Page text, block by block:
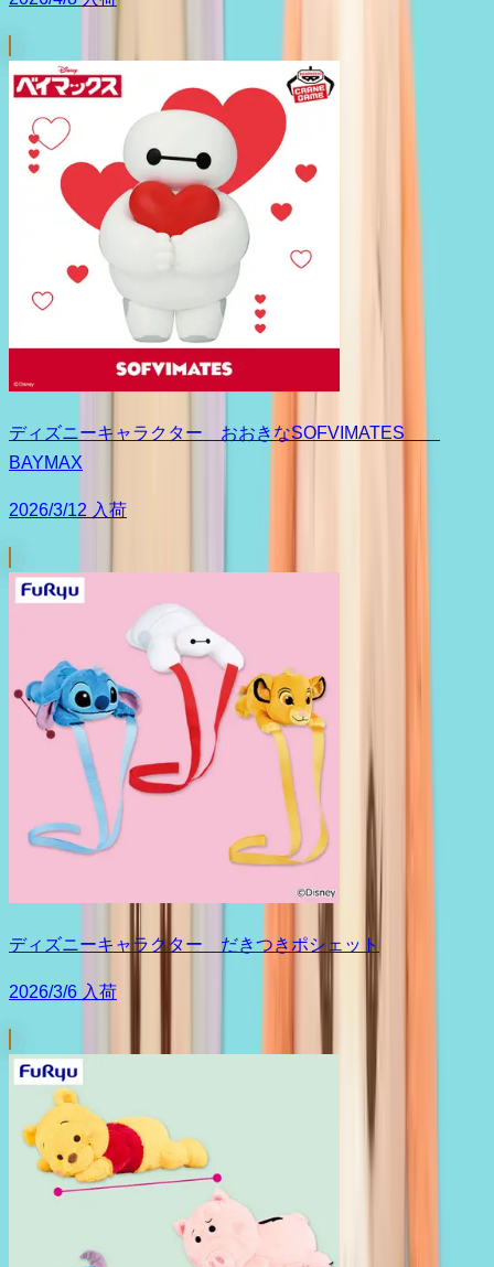
ディズニーキャラクター おおきなSOFVIMATES
BAYMAX
2026/3/12 入荷
ディズニーキャラクター だきつきポシェット
2026/3/6 入荷